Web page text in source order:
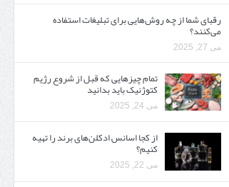
رقبای شما از چه روش‌هایی برای تبلیغات استفاده
می‌کنند؟
می 27, 2025
تمام چیزهایی که قبل از شروع رژیم
کتوژنیک باید بدانید‎
می 24, 2025
از کجا اسانس ادکلن‌های برند را تهیه
کنیم؟
می 22, 2025